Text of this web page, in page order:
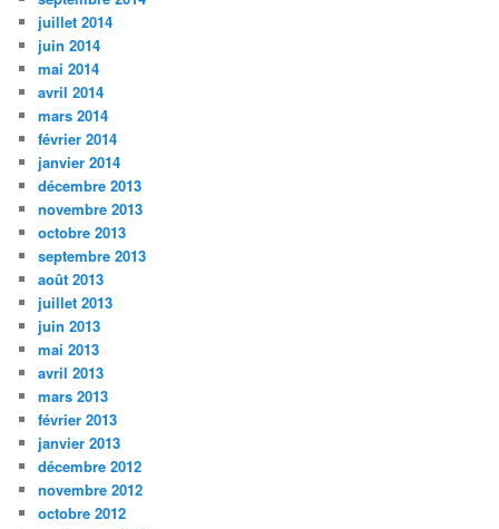
juillet 2014
juin 2014
mai 2014
avril 2014
mars 2014
février 2014
janvier 2014
décembre 2013
novembre 2013
octobre 2013
septembre 2013
août 2013
juillet 2013
juin 2013
mai 2013
avril 2013
mars 2013
février 2013
janvier 2013
décembre 2012
novembre 2012
octobre 2012